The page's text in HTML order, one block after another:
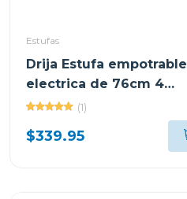
Estufas
Drija Estufa empotrable
electrica de 76cm 4
quemadores bari
(1)
$339.95